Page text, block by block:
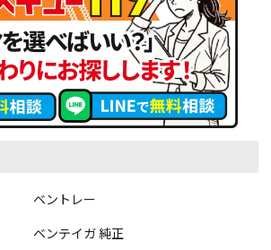
ベントレー
ベンテイガ 純正